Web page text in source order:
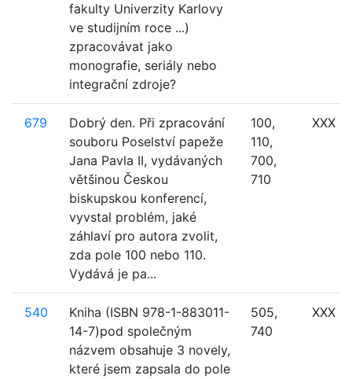
fakulty Univerzity Karlovy
ve studijním roce ...)
zpracovávat jako
monografie, seriály nebo
integrační zdroje?
679
Dobrý den. Při zpracování
souboru Poselství papeže
Jana Pavla II, vydávaných
většinou Českou
biskupskou konferencí,
vyvstal problém, jaké
záhlaví pro autora zvolit,
zda pole 100 nebo 110.
Vydává je pa...
100,
110,
700,
710
XXX
540
Kniha (ISBN 978-1-883011-
14-7)pod společným
názvem obsahuje 3 novely,
které jsem zapsala do pole
505,
740
XXX